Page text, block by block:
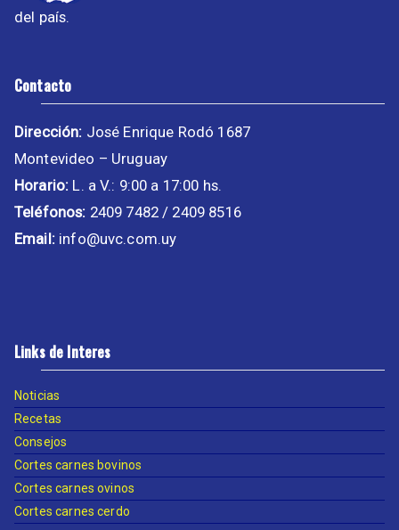
del país.
Contacto
Dirección: José Enrique Rodó 1687
Montevideo – Uruguay
Horario: L. a V.: 9:00 a 17:00 hs.
Teléfonos: 2409 7482 / 2409 8516
Email:info@uvc.com.uy
Links de Interes
Noticias
Recetas
Consejos
Cortes carnes bovinos
Cortes carnes ovinos
Cortes carnes cerdo